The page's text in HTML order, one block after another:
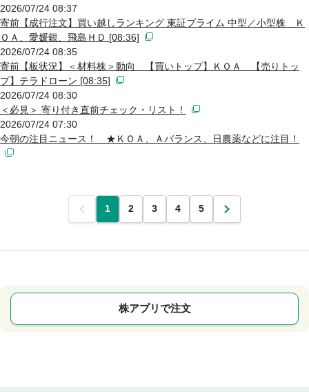
2026/07/24 08:37
寄前【成行注文】買い越しランキング 東証プライム 中型／小型株 Ｋ
ＯＡ、愛媛銀、飛島ＨＤ [08:36]
2026/07/24 08:35
寄前【板状況】＜材料株＞動向 【買いトップ】ＫＯＡ 【売りトッ
プ】テラドローン [08:35]
2026/07/24 08:30
＜必見＞ 寄り付き直前チェック・リスト！
2026/07/24 07:30
今朝の注目ニュース！ ★ＫＯＡ、Ａバランス、日農薬などに注目！
前 1 2 3 4 5 次
株アプリで注文